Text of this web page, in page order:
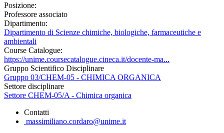
Posizione:
Professore associato
Dipartimento:
Dipartimento di Scienze chimiche, biologiche, farmaceutiche e
ambientali
Course Catalogue:
https://unime.coursecatalogue.cineca.it/docente-ma...
Gruppo Scientifico Disciplinare
Gruppo 03/CHEM-05 - CHIMICA ORGANICA
Settore disciplinare
Settore CHEM-05/A - Chimica organica
Contatti
massimiliano.cordaro@unime.it